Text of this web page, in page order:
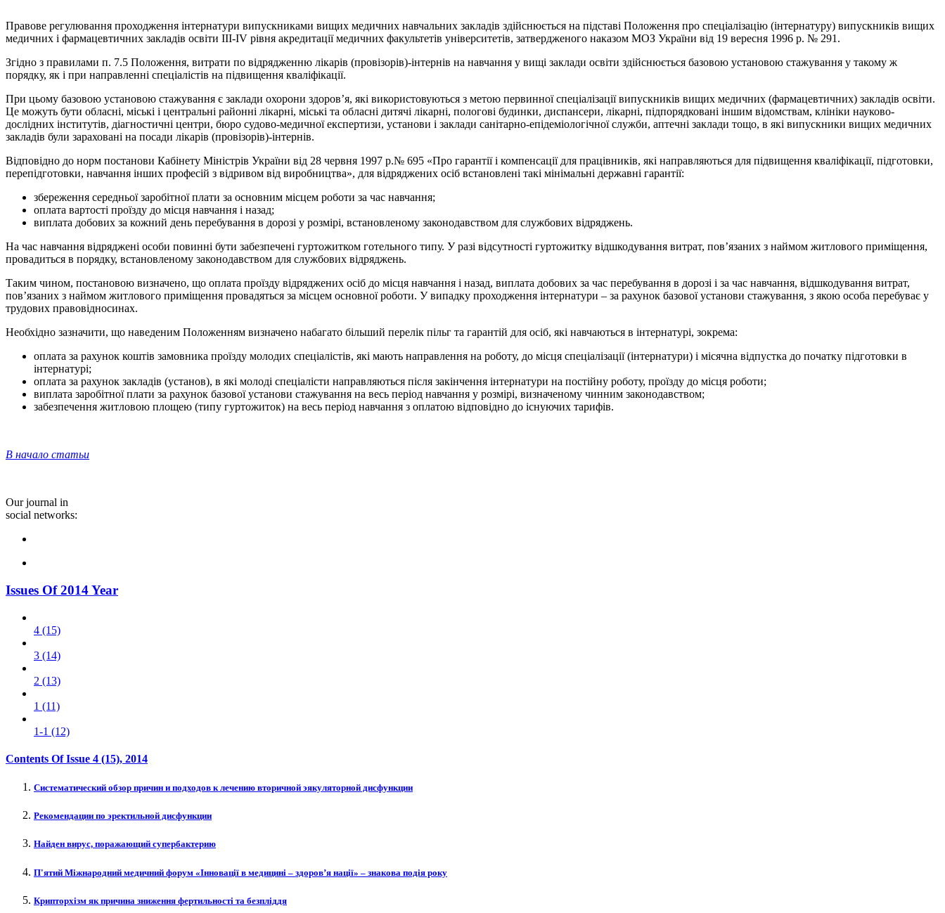
Правове регулювання проходження інтернатури випускниками вищих медичних навчальних закладів здійснюється на підставі Положення про спеціалізацію (інтернатуру) випускників вищих
медичних і фармацевтичних закладів освіти III-IV рівня акредитації медичних факультетів університетів, затвердженого наказом МОЗ України від 19 вересня 1996 р. № 291.
Згідно з правилами п. 7.5 Положення, витрати по відрядженню лікарів (провізорів)-інтернів на навчання у вищі заклади освіти здійснюється базовою установою стажування у такому ж
порядку, як і при направленні спеціалістів на підвищення кваліфікації.
При цьому базовою установою стажування є заклади охорони здоров’я, які використовуються з метою первинної спеціалізації випускників вищих медичних (фармацевтичних) закладів освіти.
Це можуть бути обласні, міські і центральні районні лікарні, міські та обласні дитячі лікарні, пологові будинки, диспансери, лікарні, підпорядковані іншим відомствам, клініки науково-
дослідних інститутів, діагностичні центри, бюро судово-медичної експертизи, установи і заклади санітарно-епідеміологічної служби, аптечні заклади тощо, в які випускники вищих медичних
закладів були зараховані на посади лікарів (провізорів)-інтернів.
Відповідно до норм постанови Кабінету Міністрів України від 28 червня 1997 р.№ 695 «Про гарантії і компенсації для працівників, які направляються для підвищення кваліфікації, підготовки,
перепідготовки, навчання інших професій з відривом від виробництва», для відряджених осіб встановлені такі мінімальні державні гарантії:
збереження середньої заробітної плати за основним місцем роботи за час навчання;
оплата вартості проїзду до місця навчання і назад;
виплата добових за кожний день перебування в дорозі у розмірі, встановленому законодавством для службових відряджень.
На час навчання відряджені особи повинні бути забезпечені гуртожитком готельного типу. У разі відсутності гуртожитку відшкодування витрат, пов’язаних з наймом житлового приміщення,
провадиться в порядку, встановленому законодавством для службових відряджень.
Таким чином, постановою визначено, що оплата проїзду відряджених осіб до місця навчання і назад, виплата добових за час перебування в дорозі і за час навчання, відшкодування витрат,
пов’язаних з наймом житлового приміщення провадяться за місцем основної роботи. У випадку проходження інтернатури – за рахунок базової установи стажування, з якою особа перебуває у
трудових правовідносинах.
Необхідно зазначити, що наведеним Положенням визначено набагато більший перелік пільг та гарантій для осіб, які навчаються в інтернатурі, зокрема:
оплата за рахунок коштів замовника проїзду молодих спеціалістів, які мають направлення на роботу, до місця спеціалізації (інтернатури) і місячна відпустка до початку підготовки в
інтернатурі;
оплата за рахунок закладів (установ), в які молоді спеціалісти направляються після закінчення інтернатури на постійну роботу, проїзду до місця роботи;
виплата заробітної плати за рахунок базової установи стажування на весь період навчання у розмірі, визначеному чинним законодавством;
забезпечення житловою площею (типу гуртожиток) на весь період навчання з оплатою відповідно до існуючих тарифів.
В начало статьи
Our journal in
social networks:
Issues Of 2014 Year
4 (15)
3 (14)
2 (13)
1 (11)
1-1 (12)
Contents Of Issue 4 (15), 2014
Систематический обзор причин и подходов к лечению вторичной эякуляторной дисфункции
Рекомендации по эректильной дисфункции
Найден вирус, поражающий супербактерию
П'ятий Міжнародний медичний форум «Інновації в медицині – здоров’я нації» – знакова подія року
Крипторхізм як причина зниження фертильності та безпліддя